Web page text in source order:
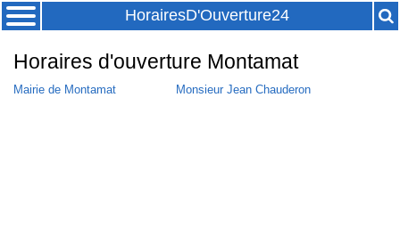
HorairesD'Ouverture24
Horaires d'ouverture Montamat
Mairie de Montamat Monsieur Jean Chauderon